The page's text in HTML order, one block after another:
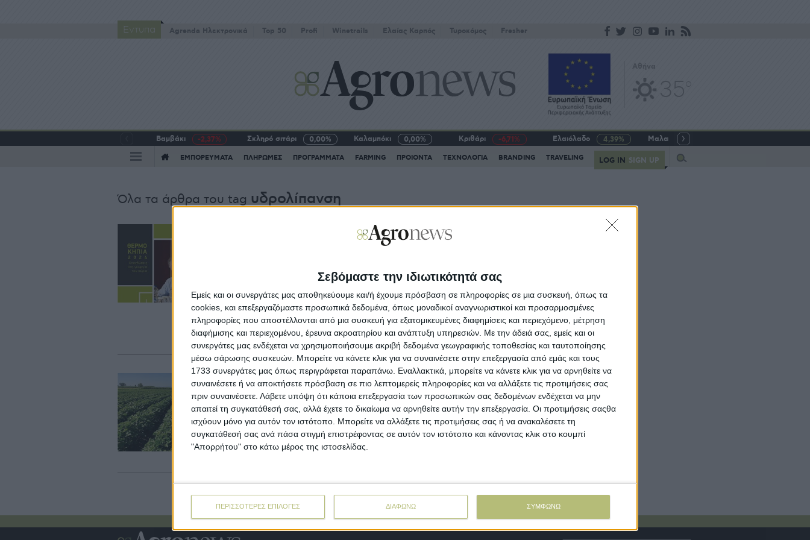
Σεβόμαστε την ιδιωτικότητά σας
Εμείς και οι συνεργάτες μας αποθηκεύουμε και/ή έχουμε πρόσβαση σε πληροφορίες σε μια συσκευή, όπως τα
cookies, και επεξεργαζόμαστε προσωπικά δεδομένα, όπως μοναδικοί αναγνωριστικοί και προσαρμοσμένες
πληροφορίες που αποστέλλονται από μια συσκευή για εξατομικευμένες διαφημίσεις και περιεχόμενο, μέτρηση
διαφήμισης και περιεχομένου, έρευνα ακροατηρίου και ανάπτυξη υπηρεσιών. Με την άδειά σας, εμείς και οι
συνεργάτες μας ενδέχεται να χρησιμοποιήσουμε ακριβή δεδομένα γεωγραφικής τοποθεσίας και ταυτοποίησης
μέσω σάρωσης συσκευών. Μπορείτε να κάνετε κλικ για να συναινέσετε στην επεξεργασία από εμάς και τους
1733 συνεργάτες μας όπως περιγράφεται παραπάνω. Εναλλακτικά, μπορείτε να κάνετε κλικ για να αρνηθείτε να
συναινέσετε ή να αποκτήσετε πρόσβαση σε πιο λεπτομερείς πληροφορίες και να αλλάξετε τις προτιμήσεις σας
πριν συναινέσετε. Λάβετε υπόψη ότι κάποια επεξεργασία των προσωπικών σας δεδομένων ενδέχεται να μην
απαιτεί τη συγκατάθεσή σας, αλλά έχετε το δικαίωμα να αρνηθείτε αυτήν την επεξεργασία. Οι προτιμήσεις σαςθα
ισχύουν μόνο για αυτόν τον ιστότοπο. Μπορείτε να αλλάξετε τις προτιμήσεις σας ή να ανακαλέσετε τη
συγκατάθεσή σας ανά πάσα στιγμή επιστρέφοντας σε αυτόν τον ιστότοπο και κάνοντας κλικ στο κουμπί
"Απορρήτου" στο κάτω μέρος της ιστοσελίδας.
ΠΕΡΙΣΣΟΤΕΡΕΣ ΕΠΙΛΟΓΕΣ ΔΙΑΦΩΝΩ ΣΥΜΦΩΝΩ
Έντυπα Agrenda Ηλεκτρονικά Top 50 Profi Winetrails Eλαίας Καρπός Τυροκόμος Fresher
Βαμβάκι -2,37% Σκληρό σιτάρι 0,00% Καλαμπόκι 0,00% Κριθάρι -6,71% Ελαιόλαδο 4,39% Μαλακό σιτάρι
ΕΜΠΟΡΕΥΜΑΤΑ ΠΛΗΡΩΜΕΣ ΠΡΟΓΡΑΜΜΑΤΑ FARMING ΠΡΟΙΟΝΤΑ ΤΕΧΝΟΛΟΓΙΑ BRANDING TRAVELING LOG IN SIGN UP
Όλα τα άρθρα του tag υδρολίπανση
12.07.24 - 11:48
Μηδενικό κόστος ενέργειας και μεγαλύτερη
Ακόµα και µηδενισµό του κόστους ενέργειας στις
θερµοκηπιακές µονάδες, µε λύσεις που καθιστούν εφικτή την
αύξηση των αποδόσεων, περιορίζοντας µάλιστα σηµαντικά το
ανθρακικό αποτύπωµα, φέρνουν οι νέες τεχνολογίες, µε την
Τράπεζα Πειραιώς να στέκεται αρωγός σε αυτού του είδους τις
επενδύσεις, διευκολύνοντας ποικιλοτρόπως την ανάπτυξη του
κλάδου.
Farming 03.07.21 - 07:26
Ασβέστιο και κάλιο στο βαμβάκι για βέλτιστο
γέμισμα καρυδιών
Οι εξειδικευμένες ανάγκες ανά αναπτυξιακό στάδιο των
βαμβακόφυτων σε θρεπτικά ωθούν τους παραγωγούς σε
εφαρμογή της λίπανσης με δόσεις, μέσω του συστήματος της